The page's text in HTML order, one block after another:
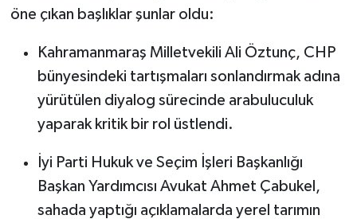
öne çıkan başlıklar şunlar oldu:
Kahramanmaraş Milletvekili Ali Öztunç, CHP
bünyesindeki tartışmaları sonlandırmak adına
yürütülen diyalog sürecinde arabuluculuk
yaparak kritik bir rol üstlendi.
İyi Parti Hukuk ve Seçim İşleri Başkanlığı
Başkan Yardımcısı Avukat Ahmet Çabukel,
sahada yaptığı açıklamalarda yerel tarımın
Sağlık
Spor
SürManşet
Teknoloji
Yaşam
KAHRAMANMARAŞ